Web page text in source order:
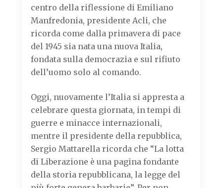
centro della riflessione di Emiliano
Manfredonia, presidente Acli, che
ricorda come dalla primavera di pace
del 1945 sia nata una nuova Italia,
fondata sulla democrazia e sul rifiuto
dell’uomo solo al comando.
Oggi, nuovamente l’Italia si appresta a
celebrare questa giornata, in tempi di
guerre e minacce internazionali,
mentre il presidente della repubblica,
Sergio Mattarella ricorda che “La lotta
di Liberazione è una pagina fondante
della storia repubblicana, la legge del